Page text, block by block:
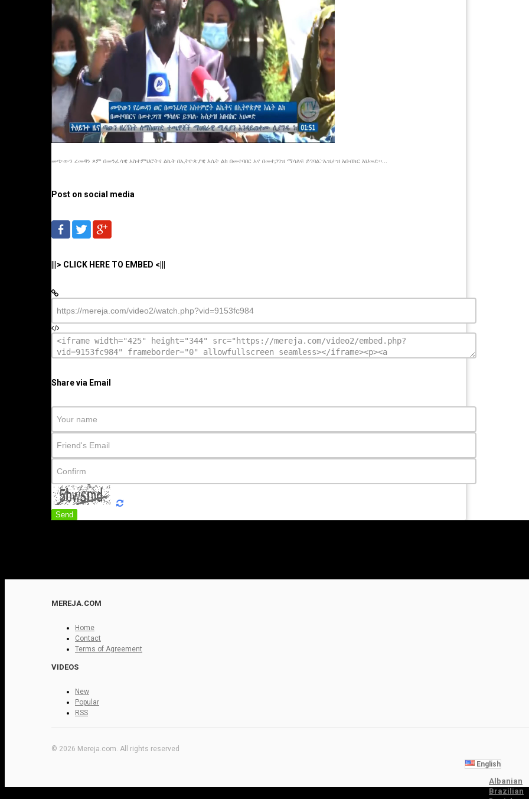
መጭውን ረመዳን ጾም በመንፈሳዊ አስተምህሮትና ልኬት በኢትዮጵያዊ እሴት ልክ በመተባበር አና በመተጋገዝ ማሳለፍ ይገባል:-ኡዝታዝ አቡበክር አህመድ።...
Post on social media
|||> CLICK HERE TO EMBED <|||
Share via Email
Send
MEREJA.COM
Home
Contact
Terms of Agreement
VIDEOS
New
Popular
RSS
© 2026 Mereja.com. All rights reserved
English
Albanian
Brazilian